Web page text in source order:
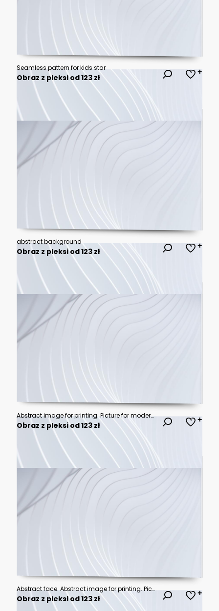
Seamless pattern for kids star
Obraz z pleksi od 123 zł
abstract background
Obraz z pleksi od 123 zł
Abstract image for printing. Picture for modern interiors. The picture is painted by hand on a tablet.
Obraz z pleksi od 123 zł
Abstract face. Abstract image for printing. Picture for modern interiors. The picture is painted by hand on a tablet.
Obraz z pleksi od 123 zł